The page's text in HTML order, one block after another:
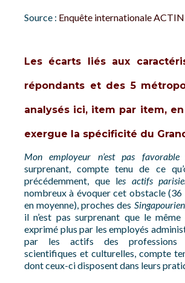
Source : Enquête internationale
Les écarts liés aux
répondants et des 5
analysés ici, item par item,
exergue la spécificité du
Mon employeur n’est pas favorable
surprenant, compte tenu de ce
précédemment, que les actifs
nombreux à évoquer cet obstacle (36
en moyenne), proches des
il n’est pas surprenant que le
exprimé plus par les employés
par les actifs des professions
scientifiques et culturelles, compte
dont ceux-ci disposent dans leurs